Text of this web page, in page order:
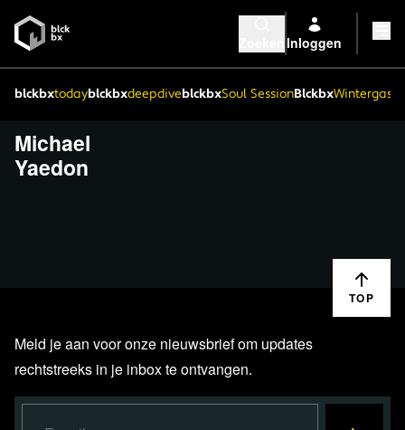
Inloggen
blckbxtodayblckbxdeepdiveblckbxSoul SessionBlckbx
Michael
Yaedon
TOP
Meld je aan voor onze nieuwsbrief om updates
rechtstreeks in je inbox te ontvangen.